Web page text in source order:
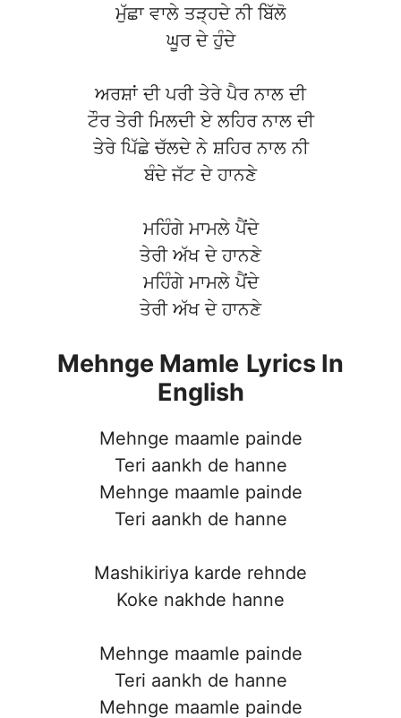
ਮੁੱਛਾ ਵਾਲੇ ਤੜ੍ਹਦੇ ਨੀ ਬਿੱਲੋ
ਘੂਰ ਦੇ ਹੁੰਦੇ
ਅਰਸ਼ਾਂ ਦੀ ਪਰੀ ਤੇਰੇ ਪੈਰ ਨਾਲ ਦੀ
ਟੌਰ ਤੇਰੀ ਮਿਲਦੀ ਏ ਲਹਿਰ ਨਾਲ ਦੀ
ਤੇਰੇ ਪਿੱਛੇ ਚੱਲਦੇ ਨੇ ਸ਼ਹਿਰ ਨਾਲ ਨੀ
ਬੰਦੇ ਜੱਟ ਦੇ ਹਾਨਣੇ
ਮਹਿੰਗੇ ਮਾਮਲੇ ਪੈਂਦੇ
ਤੇਰੀ ਅੱਖ ਦੇ ਹਾਨਣੇ
ਮਹਿੰਗੇ ਮਾਮਲੇ ਪੈਂਦੇ
ਤੇਰੀ ਅੱਖ ਦੇ ਹਾਨਣੇ
Mehnge Mamle Lyrics In
English
Mehnge maamle painde
Teri aankh de hanne
Mehnge maamle painde
Teri aankh de hanne
Mashikiriya karde rehnde
Koke nakhde hanne
Mehnge maamle painde
Teri aankh de hanne
Mehnge maamle painde